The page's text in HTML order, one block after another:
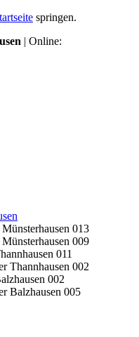
springen.
| Online: